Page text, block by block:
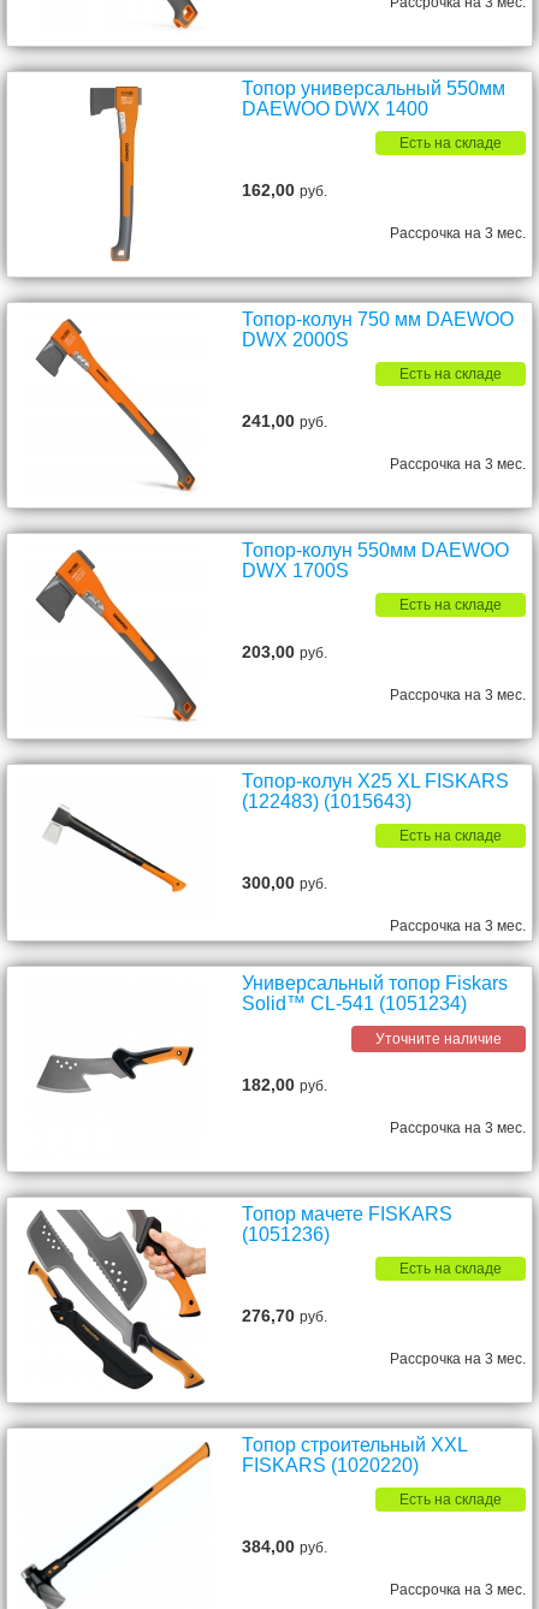
Топор универсальный 550мм
DAEWOO DWX 1400
Есть на складе
162,00руб.
Рассрочка на 3 мес.
Топор-колун 750 мм DAEWOO
DWX 2000S
Есть на складе
241,00руб.
Рассрочка на 3 мес.
Топор-колун 550мм DAEWOO
DWX 1700S
Есть на складе
203,00руб.
Рассрочка на 3 мес.
Топор-колун X25 XL FISKARS
(122483) (1015643)
Есть на складе
300,00руб.
Рассрочка на 3 мес.
Универсальный топор Fiskars
Solid™ CL-541 (1051234)
Уточните наличие
182,00руб.
Рассрочка на 3 мес.
Топор мачете FISKARS
(1051236)
Есть на складе
276,70руб.
Рассрочка на 3 мес.
Топор строительный XXL
FISKARS (1020220)
Есть на складе
384,00руб.
Рассрочка на 3 мес.